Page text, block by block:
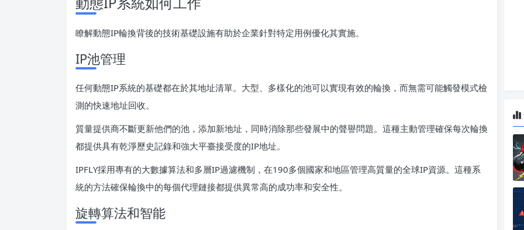
瞭解動態IP輪換背後的技術基礎設施有助於企業針對特定用例優化其實施。
IP池管理
任何動態IP系統的基礎都在於其地址清單。大型、多樣化的池可以實現有效的輪換，而無需可能觸發模式檢
測的快速地址回收。
質量提供商不斷更新他們的池，添加新地址，同時消除那些發展中的聲譽問題。這種主動管理確保每次輪換
都提供具有乾淨歷史記錄和強大平臺接受度的IP地址。
IPFLY採用專有的大數據算法和多層IP過濾機制，在190多個國家和地區管理高質量的全球IP資源。這種系
統的方法確保輪換中的每個代理鏈接都提供異常高的成功率和安全性。
旋轉算法和智能